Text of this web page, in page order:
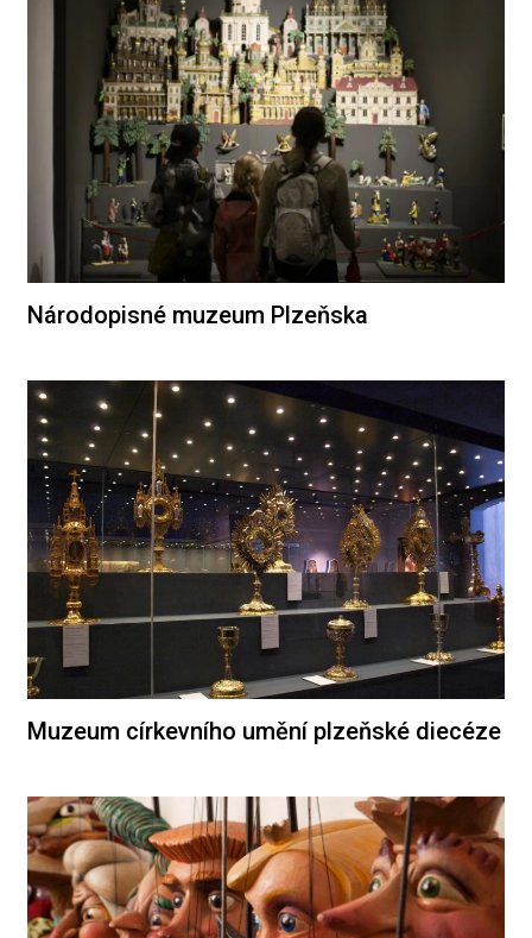
Národopisné muzeum Plzeňska
Muzeum církevního umění plzeňské diecéze